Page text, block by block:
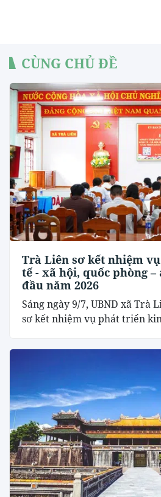
CÙNG CHỦ ĐỀ
Trà Liên sơ kết nhiệm
tế - xã hội, quốc phòng
đầu năm 2026
Sáng ngày 9/7, UBND xã Trà
sơ kết nhiệm vụ phát triển